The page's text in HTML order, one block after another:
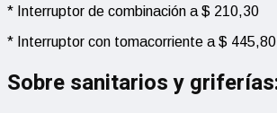
* Interruptor de combinación a $ 210,30
* Interruptor con tomacorriente a $
Sobre sanitarios y griferías